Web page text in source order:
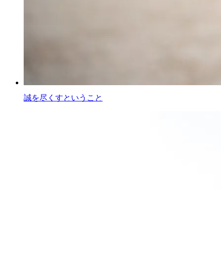
誠を尽くすということ